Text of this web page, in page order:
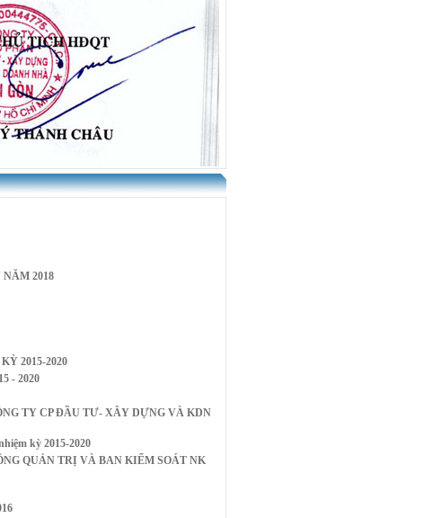
2018
2015-2020
- 2020
TY CP ĐẦU TƯ- XÂY DỰNG VÀ KDN
kỳ 2015-2020
QUẢN TRỊ VÀ BAN KIỂM SOÁT NK